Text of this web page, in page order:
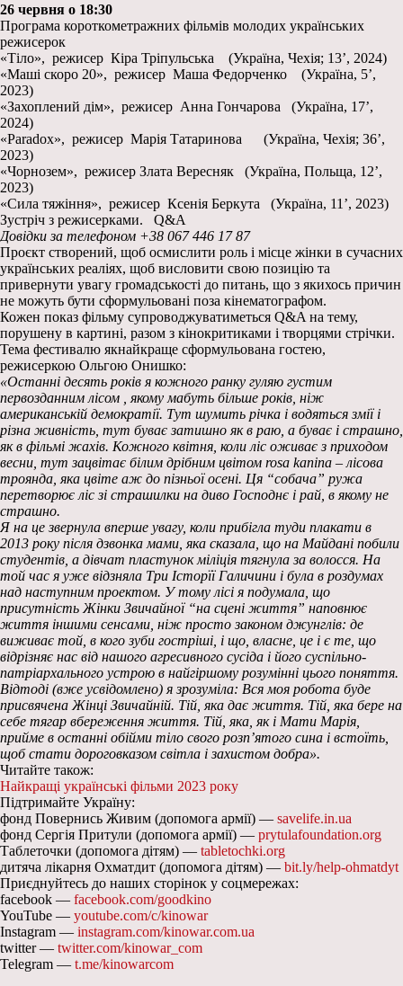
26 червня о 18:30
Програма короткометражних фільмів молодих українських
режисерок
«Тіло», режисер Кіра Тріпульська (Україна, Чехія; 13ʼ, 2024)
«Маші скоро 20», режисер Маша Федорченко (Україна, 5ʼ,
2023)
«Захоплений дім», режисер Анна Гончарова (Україна, 17ʼ,
2024)
«Paradox», режисер Марія Татаринова (Україна, Чехія; 36ʼ,
2023)
«Чорнозем», режисер Злата Вересняк (Україна, Польща, 12ʼ,
2023)
«Сила тяжіння», режисер Ксенія Беркута (Україна, 11ʼ, 2023)
Зустріч з режисерками. Q&A
Довідки за телефоном +38 067 446 17 87
Проєкт створений, щоб осмислити роль і місце жінки в сучасних
українських реаліях, щоб висловити свою позицію та
привернути увагу громадськості до питань, що з якихось причин
не можуть бути сформульовані поза кінематографом.
Кожен показ фільму супроводжуватиметься Q&A на тему,
порушену в картині, разом з кінокритиками і творцями стрічки.
Тема фестивалю якнайкраще сформульована гостею,
режисеркою Ольгою Онишко:
«Останні десять років я кожного ранку гуляю густим
первозданним лісом , якому мабуть більше років, ніж
американській демократії. Тут шумить річка і водяться змії і
різна живність, тут буває затишно як в раю, а буває і страшно,
як в фільмі жахів. Кожного квітня, коли ліс оживає з приходом
весни, тут зацвітає білим дрібним цвітом rosa kanina – лісова
троянда, яка цвіте аж до пізньої осені. Ця “собача” ружа
перетворює ліс зі страшилки на диво Господнє і рай, в якому не
страшно.
Я на це звернула вперше увагу, коли прибігла туди плакати в
2013 року після дзвонка мами, яка сказала, що на Майдані побили
студентів, а дівчат пластунок міліція тягнула за волосся. На
той час я уже відзняла Три Історїї Галичини і була в роздумах
над наступним проектом. У тому лісі я подумала, що
присутність Жінки Звичайної “на сцені життя” наповнює
життя іншими сенсами, ніж просто законом джунглів: де
виживає той, в кого зуби гостріші, і що, власне, це і є те, що
відрізняє нас від нашого агресивного сусіда і його суспільно-
патріархального устрою в найгіршому розумінні цього поняття.
Відтоді (вже усвідомлено) я зрозуміла: Вся моя робота буде
присвячена Жінці Звичайній. Тій, яка дає життя. Тій, яка бере на
себе тягар вбереження життя. Тій, яка, як і Мати Марія,
прийме в останні обійми тіло свого розп’ятого сина і встоїть,
щоб стати дороговказом світла і захистом добра».
Читайте також:
Найкращі українські фільми 2023 року
Підтримайте Україну:
фонд Повернись Живим (допомога армії) — savelife.in.ua
фонд Сергія Притули (допомога армії) — prytulafoundation.org
Таблеточки (допомога дітям) — tabletochki.org
дитяча лікарня Охматдит (допомога дітям) — bit.ly/help-ohmatdyt
Приєднуйтесь до наших сторінок у соцмережах:
facebook — facebook.com/goodkino
YouTube — youtube.com/c/kinowar
Instagram — instagram.com/kinowar.com.ua
twitter — twitter.com/kinowar_com
Telegram — t.me/kinowarcom